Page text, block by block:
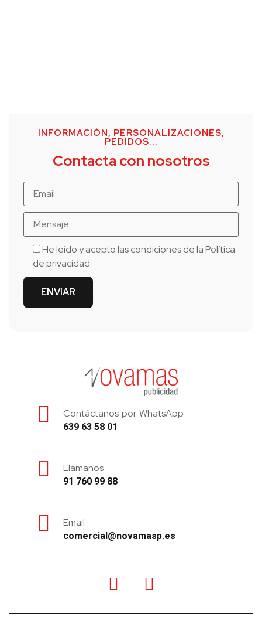
INFORMACIÓN, PERSONALIZACIONES,
PEDIDOS...
Contacta con nosotros
He leído y acepto las condiciones de laPolítica
de privacidad
Contáctanos por WhatsApp
639 63 58 01
Llámanos
91 760 99 88
Email
comercial@novamasp.es